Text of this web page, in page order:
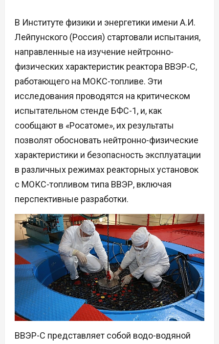
В Институте физики и энергетики имени А.И.
Лейпунского (Россия) стартовали испытания,
направленные на изучение нейтронно-
физических характеристик реактора ВВЭР-С,
работающего на МОКС-топливе. Эти
исследования проводятся на критическом
испытательном стенде БФС-1, и, как
сообщают в «Росатоме», их результаты
позволят обосновать нейтронно-физические
характеристики и безопасность эксплуатации
в различных режимах реакторных установок
с МОКС-топливом типа ВВЭР, включая
перспективные разработки.
ВВЭР-С представляет собой водо-водяной